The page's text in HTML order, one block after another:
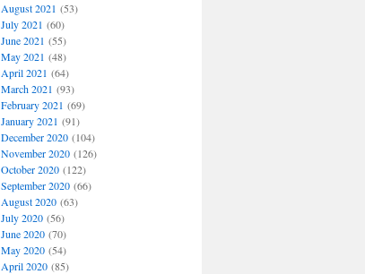
August 2021 (53)
July 2021 (60)
June 2021 (55)
May 2021 (48)
April 2021 (64)
March 2021 (93)
February 2021 (69)
January 2021 (91)
December 2020(104)
November 2020(126)
October 2020(122)
September 2020(66)
August 2020(63)
July 2020(56)
June 2020(70)
May 2020(54)
April 2020(85)